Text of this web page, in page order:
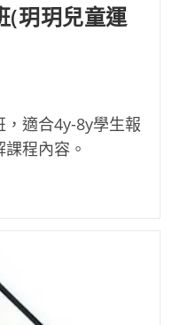
(玥玥兒童運
適合4y-8y學生報
程內容。